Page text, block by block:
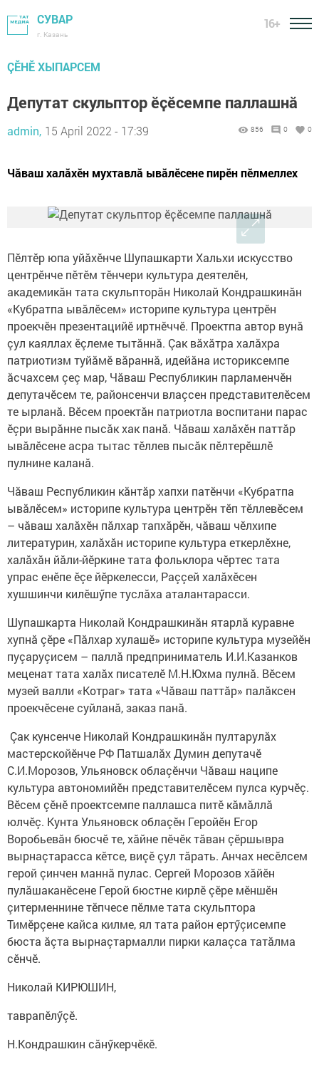
СУВАР
г. Казань
16+
ÇӖНӖ ХЫПАРСЕМ
Депутат скульптор ӗҫӗсемпе паллашнӑ
admin, 15 April 2022 - 17:39 856 0 0
Чӑваш халӑхӗн мухтавлӑ ывӑлӗсене пирӗн пӗлмеллех
Пӗлтӗр юпа уйăхӗнче Шупашкарти Хальхи искусство
центрӗнче пӗтӗм тӗнчери культура деятелӗн,
академикăн тата скульпторăн Николай Кондрашкинăн
«Кубратпа ывăлӗсем» историпе культура центрӗн
проекчӗн презентацийӗ иртнӗччӗ. Проектпа автор вунă
çул каяллах ӗçлеме тытăннă. Çак вăхăтра халăхра
патриотизм туйăмӗ вăраннă, идейăна историксемпе
ăсчахсем çеç мар, Чăваш Республикин парламенчӗн
депутачӗсем те, районсенчи влаçсен представителӗсем
те ырланă. Вӗсем проектăн патриотла воспитани парас
ӗçри вырăнне пысăк хак панă. Чăваш халăхӗн паттăр
ывăлӗсене асра тытас тӗллев пысăк пӗлтерӗшлӗ
пулнине каланă.
Чăваш Республикин кăнтăр хапхи патӗнчи «Кубратпа
ывăлӗсем» историпе культура центрӗн тӗп тӗллевӗсем
– чăваш халăхӗн пăлхар тапхăрӗн, чăваш чӗлхипе
литературин, халăхăн историпе культура еткерлӗхне,
халăхăн йăли-йӗркине тата фольклора чӗртес тата
упрас енӗпе ӗçе йӗркелесси, Раççей халăхӗсен
хушшинчи килӗшӳпе туслăха аталантарасси.
Шупашкарта Николай Кондрашкинăн ятарлă куравне
хупнă çӗре «Пăлхар хулашӗ» историпе культура музейӗн
пуçаруçисем – паллă предприниматель И.И.Казанков
меценат тата халăх писателӗ М.Н.Юхма пулнă. Вӗсем
музей валли «Котраг» тата «Чăваш паттăр» палăксен
проекчӗсене суйланă, заказ панă.
Çак кунсенче Николай Кондрашкинăн пултарулăх
мастерскойӗнче РФ Патшалăх Думин депутачӗ
С.И.Морозов, Ульяновск облаçӗнчи Чăваш наципе
культура автономийӗн представителӗсем пулса курчӗç.
Вӗсем çӗнӗ проектсемпе паллашса питӗ кăмăллă
юлчӗç. Кунта Ульяновск облаçӗн Геройӗн Егор
Воробьевăн бюсчӗ те, хăйне пӗчӗк тăван çӗршывра
вырнаçтарасса кӗтсе, виçӗ çул тăрать. Анчах несӗлсем
герой çинчен маннă пулас. Сергей Морозов хăйӗн
пулăшаканӗсене Герой бюстне кирлӗ çӗре мӗншӗн
çитерменнине тӗпчесе пӗлме тата скульптора
Тимӗрçене кайса килме, ял тата район ертӳçисемпе
бюста ăçта вырнаçтармалли пирки калаçса татăлма
сӗнчӗ.
Николай КИРЮШИН,
таврапӗлӳçӗ.
Н.Кондрашкин сăнӳкерчӗкӗ.